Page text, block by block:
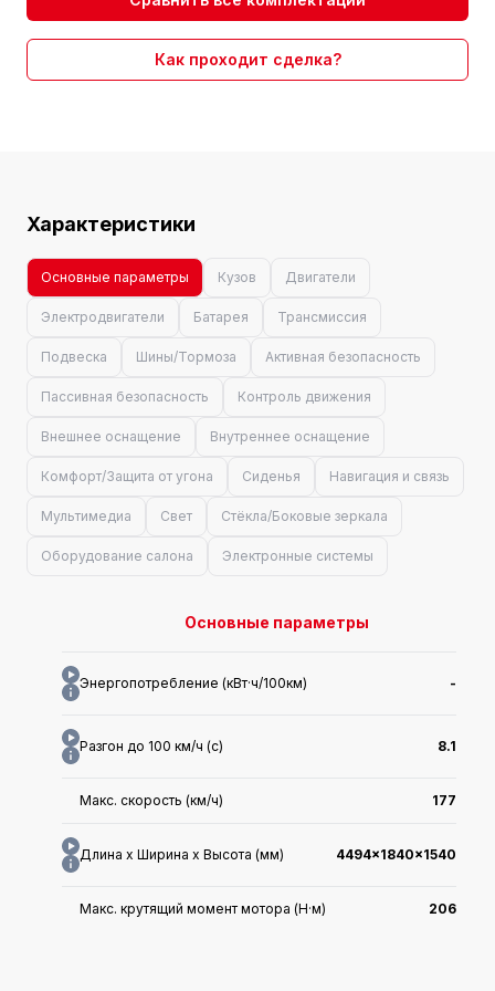
Как проходит сделка?
Характеристики
Основные параметры Кузов Двигатели
Электродвигатели Батарея Трансмиссия
Подвеска Шины/Тормоза Активная безопасность
Пассивная безопасность Контроль движения
Внешнее оснащение Внутреннее оснащение
Комфорт/Защита от угона Сиденья Навигация и связь
Мультимедиа Свет Стёкла/Боковые зеркала
Оборудование салона Электронные системы
Основные параметры
Энергопотребление (кВт·ч/100км) -
Разгон до 100 км/ч (с) 8.1
Макс. скорость (км/ч) 177
Длина x Ширина x Высота (мм) 4494x1840x1540
Макс. крутящий момент мотора (Н·м) 206